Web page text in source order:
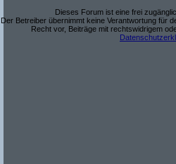
Dieses Forum ist eine frei
Der Betreiber übernimmt keine Verantwortung für
Recht vor, Beiträge mit rechtswidrigem